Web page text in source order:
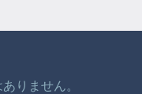
りません。